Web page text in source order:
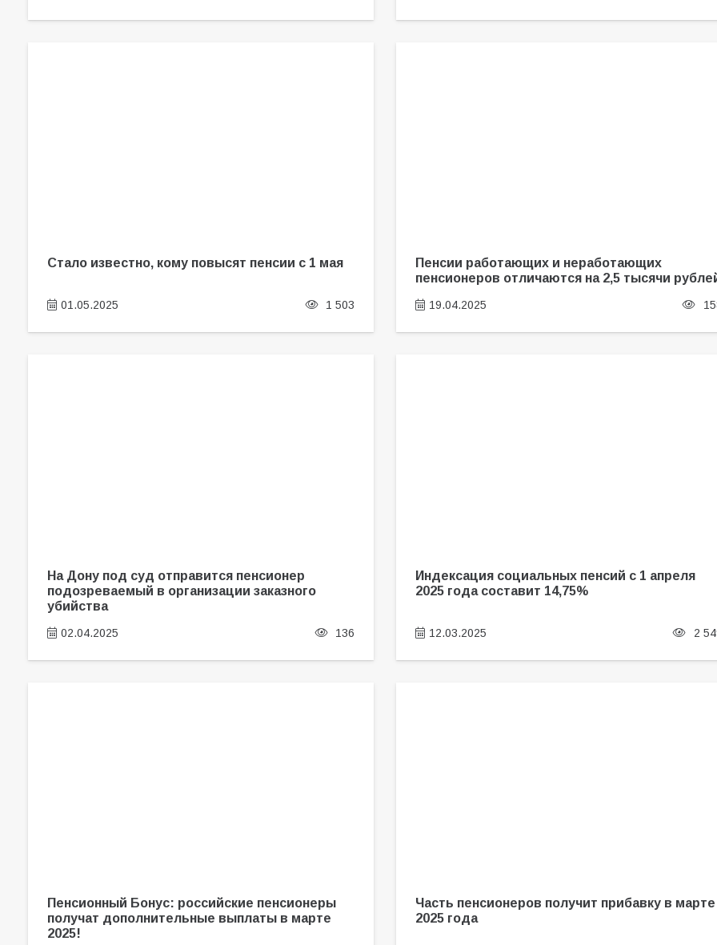
Стало известно, кому повысят пенсии с 1 мая
01.05.2025 1 503
Пенсии работающих и неработающих
пенсионеров отличаются на 2,5 тысячи
19.04.2025
На Дону под суд отправится пенсионер
подозреваемый в организации заказного
убийства
02.04.2025 136
Индексация социальных пенсий с 1 апреля
2025 года составит 14,75%
12.03.2025 2
Пенсионный Бонус: российские пенсионеры
получат дополнительные выплаты в марте
2025!
Часть пенсионеров получит прибавку в марте
2025 года